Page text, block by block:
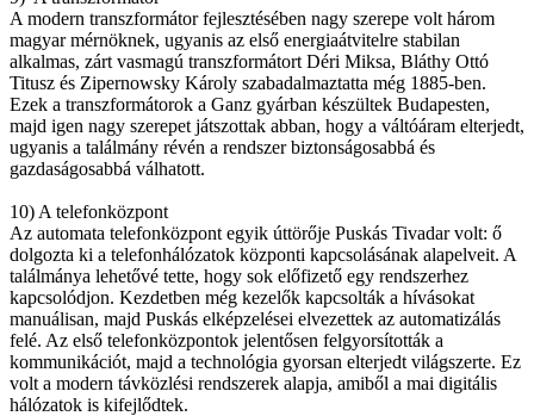
A modern transzformátor fejlesztésében nagy szerepe volt három
magyar mérnöknek, ugyanis az első energiaátvitelre stabilan
alkalmas, zárt vasmagú transzformátort Déri Miksa, Bláthy Ottó
Titusz és Zipernowsky Károly szabadalmaztatta még 1885-ben.
Ezek a transzformátorok a Ganz gyárban készültek Budapesten,
majd igen nagy szerepet játszottak abban, hogy a váltóáram elterjedt,
ugyanis a találmány révén a rendszer biztonságosabbá és
gazdaságosabbá válhatott.
10) A telefonközpont
Az automata telefonközpont egyik úttörője Puskás Tivadar volt: ő
dolgozta ki a telefonhálózatok központi kapcsolásának alapelveit. A
találmánya lehetővé tette, hogy sok előfizető egy rendszerhez
kapcsolódjon. Kezdetben még kezelők kapcsolták a hívásokat
manuálisan, majd Puskás elképzelései elvezettek az automatizálás
felé. Az első telefonközpontok jelentősen felgyorsították a
kommunikációt, majd a technológia gyorsan elterjedt világszerte. Ez
volt a modern távközlési rendszerek alapja, amiből a mai digitális
hálózatok is kifejlődtek.